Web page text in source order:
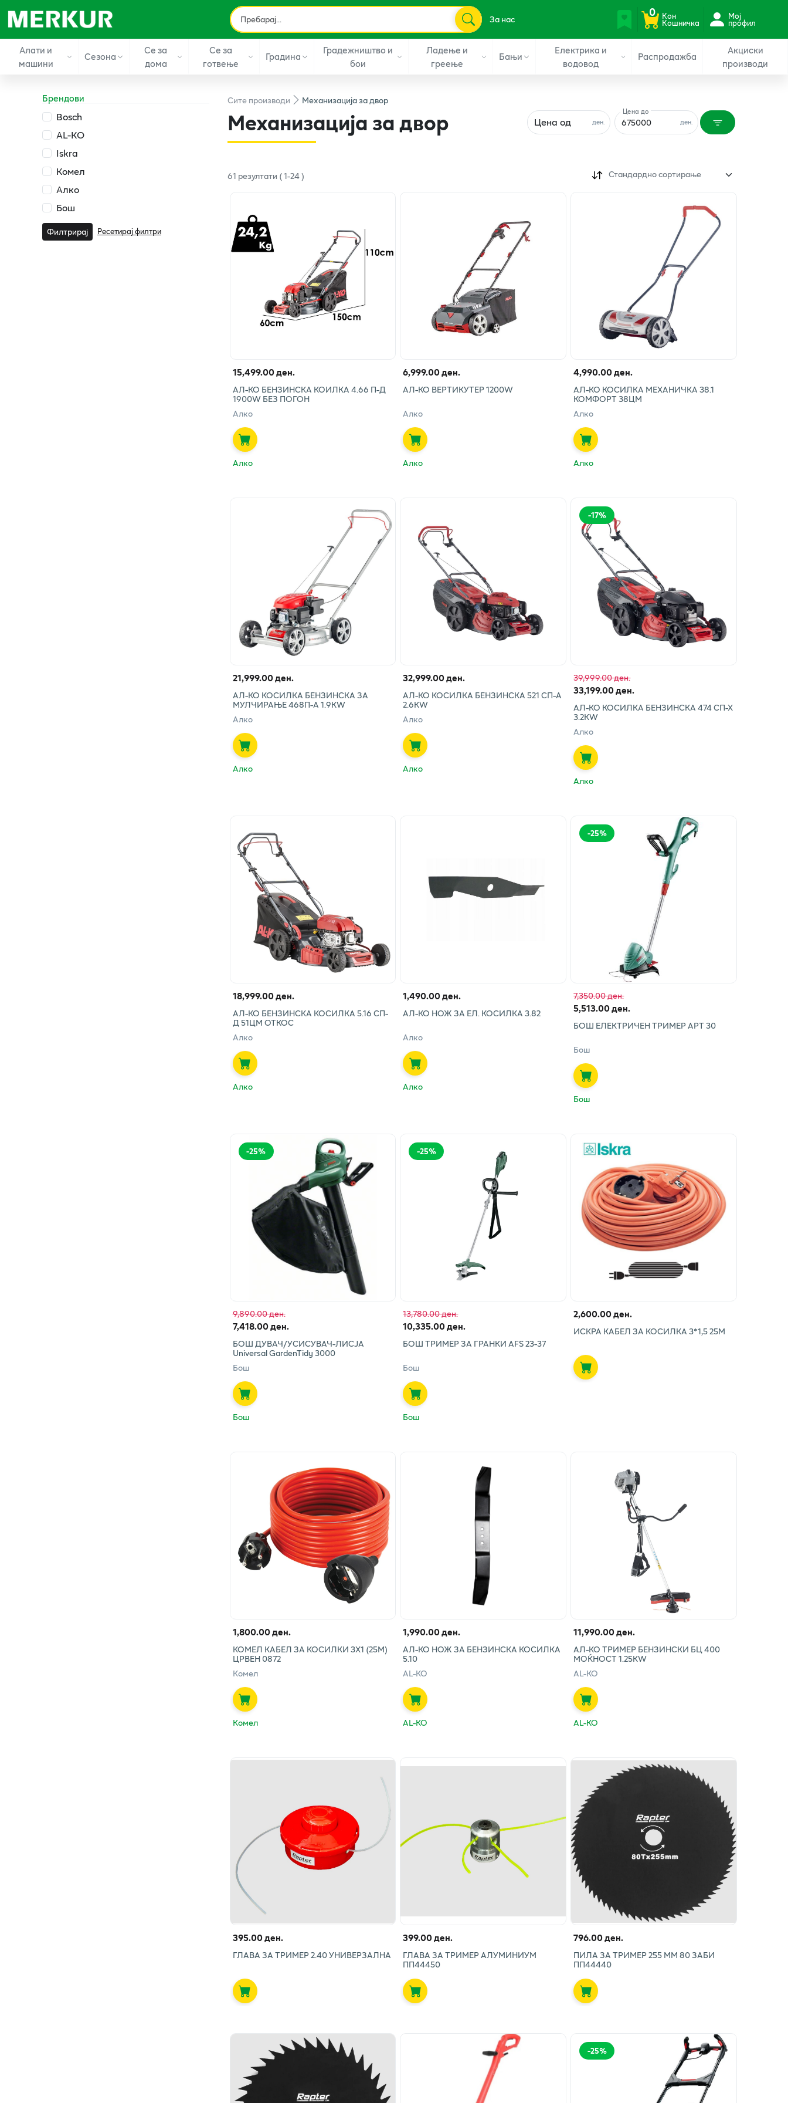
За нас 0 Кон
Кошничка
Мој
профил
Алати и
машини
Сезона
Се за
дома
Се за
готвење
Градина
Градежништво и
бои
Ладење и
греење
Бањи
Електрика и
водовод
Распродажба
Акциски
производи
Брендови
Bosch
AL-KO
Iskra
Комел
Алко
Бош
Филтрирај Ресетирај филтри
Ситепроизводи Механизација за двор
Механизација за двор ден.
Цена од ден.
Цена до
61 резултати (1-24) Стандардно сортирање
15,499.00 ден.
АЛ-КО БЕНЗИНСКА КОИЛКА 4.66 П-Д
1900W БЕЗ ПОГОН
Алко
Алко
6,999.00 ден.
АЛ-КО ВЕРТИКУТЕР 1200W
Алко
Алко
4,990.00 ден.
АЛ-КО КОСИЛКА МЕХАНИЧКА 38.1
КОМФОРТ 38ЦМ
Алко
Алко
21,999.00 ден.
АЛ-КО КОСИЛКА БЕНЗИНСКА ЗА
МУЛЧИРАЊЕ 468П-А 1.9КW
Алко
Алко
32,999.00 ден.
АЛ-КО КОСИЛКА БЕНЗИНСКА 521 СП-А
2.6KW
Алко
Алко
-17%
39,999.00 ден.
33,199.00 ден.
АЛ-КО КОСИЛКА БЕНЗИНСКА 474 СП-Х
3.2КW
Алко
Алко
18,999.00 ден.
АЛ-КО БЕНЗИНСКА КОСИЛКА 5.16 СП-
Д 51ЦМ ОТКОС
Алко
Алко
1,490.00 ден.
АЛ-КО НОЖ ЗА ЕЛ. КОСИЛКА 3.82
Алко
Алко
-25%
7,350.00 ден.
5,513.00 ден.
БОШ ЕЛЕКТРИЧЕН ТРИМЕР АРТ 30
Бош
Бош
-25%
9,890.00 ден.
7,418.00 ден.
БОШ ДУВАЧ/УСИСУВАЧ-ЛИСЈА
Universal GardenTidy 3000
Бош
Бош
-25%
13,780.00 ден.
10,335.00 ден.
БОШ ТРИМЕР ЗА ГРАНКИ AFS 23-37
Бош
Бош
2,600.00 ден.
ИСКРА КАБЕЛ ЗА КОСИЛКА 3*1,5 25М
1,800.00 ден.
КОМЕЛ КАБЕЛ ЗА КОСИЛКИ 3Х1 (25М)
ЦРВЕН 0872
Комел
Комел
1,990.00 ден.
АЛ-КО НОЖ ЗА БЕНЗИНСКА КОСИЛКА
5.10
AL-KO
AL-KO
11,990.00 ден.
АЛ-КО ТРИМЕР БЕНЗИНСКИ БЦ 400
МОЌНОСТ 1.25KW
AL-KO
AL-KO
395.00 ден.
ГЛАВА ЗА ТРИМЕР 2.40 УНИВЕРЗАЛНА
399.00 ден.
ГЛАВА ЗА ТРИМЕР АЛУМИНИУМ
ПП44450
796.00 ден.
ПИЛА ЗА ТРИМЕР 255 ММ 80 ЗАБИ
ПП44440
-25%